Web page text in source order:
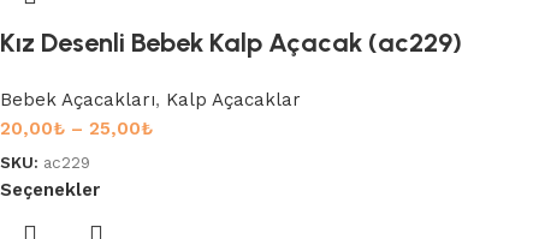
Kız Desenli Bebek Kalp Açacak (ac229)
Bebek Açacakları, Kalp Açacaklar
20,00₺ – 25,00₺
SKU: ac229
Seçenekler